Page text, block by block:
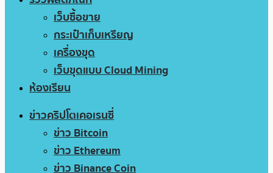
เว็บซื้อขาย
กระเป๋าเก็บเหรียญ
เครื่องขุด
เว็บขุดแบบ Cloud Mining
ห้องเรียน
ข่าวคริปโตเคอเรนซี่
ข่าว Bitcoin
ข่าว Ethereum
ข่าว Binance Coin